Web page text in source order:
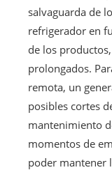
salvaguarda de
refrigerador en
de los
prolongados.
remota, un
posibles cortes
mantenimiento
momentos de
poder mantener